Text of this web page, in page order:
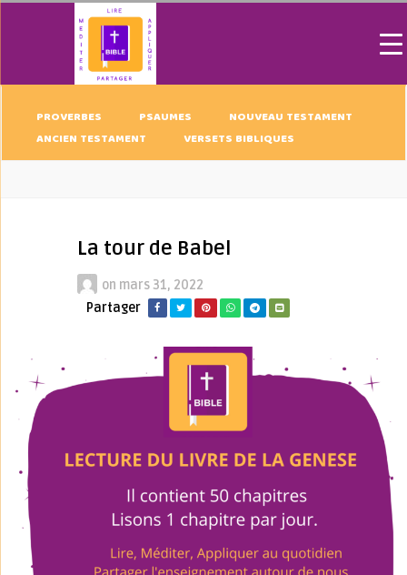
PROVERBES PSAUMES
NOUVEAU TESTAMENT
ANCIEN TESTAMENT
VERSETS BIBLIQUES
La tour de Babel
on mars 31, 2022
Partager